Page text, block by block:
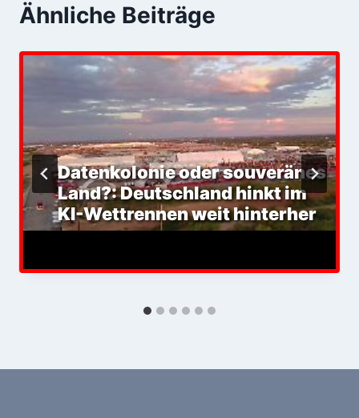
Ähnliche Beiträge
Datenkolonie oder souveränes
Land?: Deutschland hinkt im
KI-Wettrennen weit hinterher